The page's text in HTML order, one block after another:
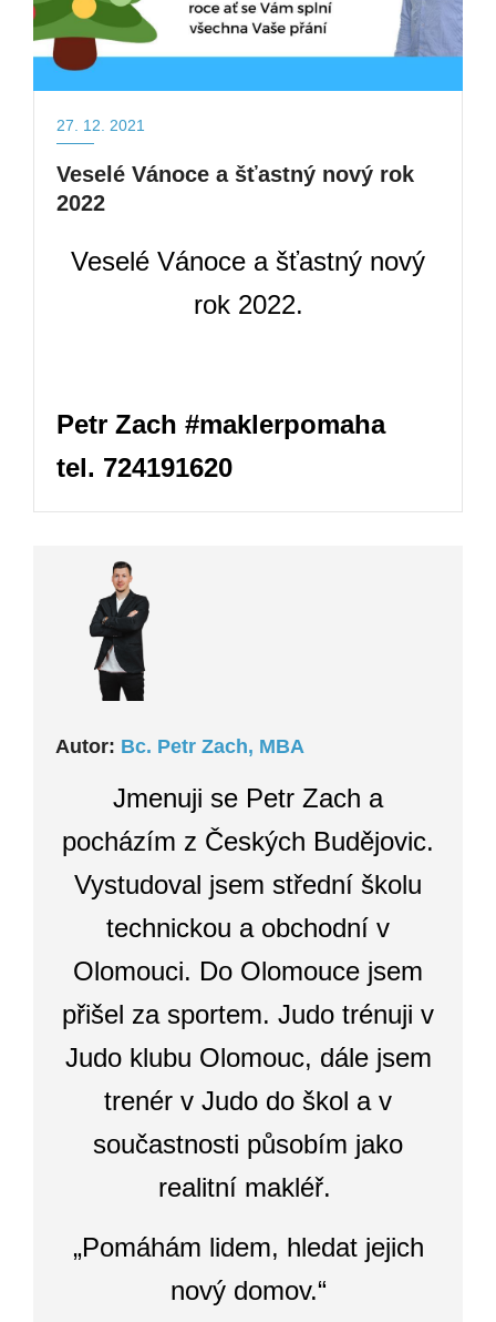
27. 12. 2021
Veselé Vánoce a šťastný nový rok
2022
Veselé Vánoce a šťastný nový
rok 2022.
Petr Zach #maklerpomaha
tel. 724191620
Autor: Bc. Petr Zach, MBA
Jmenuji se Petr Zach a
pocházím z Českých Budějovic.
Vystudoval jsem střední školu
technickou a obchodní v
Olomouci. Do Olomouce jsem
přišel za sportem. Judo trénuji v
Judo klubu Olomouc, dále jsem
trenér v Judo do škol a v
součastnosti působím jako
realitní makléř.
„Pomáhám lidem, hledat jejich
nový domov.“